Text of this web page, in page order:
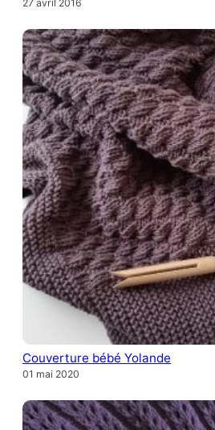
27 avril 2016
Couverture bébé Yolande
01 mai 2020